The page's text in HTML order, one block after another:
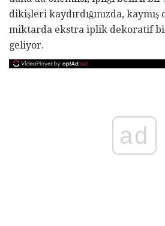
dikişleri kaydırdığınızda, kaymış
miktarda ekstra iplik dekoratif
geliyor.
ad